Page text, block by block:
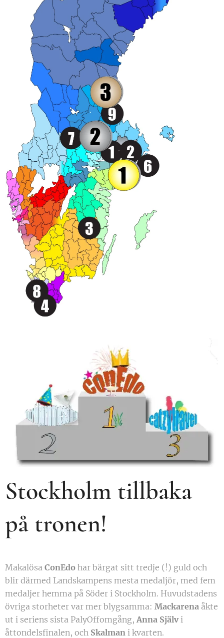
Stockholm tillbaka
på tronen!
Makalösa ConEdo har bärgat sitt tredje (!) guld och
blir därmed Landskampens mesta medaljör, med fem
medaljer hemma på Söder i Stockholm. Huvudstadens
övriga storheter var mer blygsamma: Mackarena åkte
ut i seriens sista PalyOffomgång, Anna Självi
åttondelsfinalen, och Skalman i kvarten.